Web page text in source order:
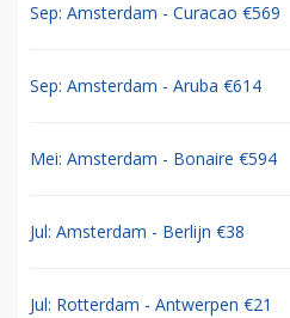
Sep: Amsterdam - Curacao €569
Sep: Amsterdam - Aruba €614
Mei: Amsterdam - Bonaire €594
Jul: Amsterdam - Berlijn €38
Jul: Rotterdam - Antwerpen €21